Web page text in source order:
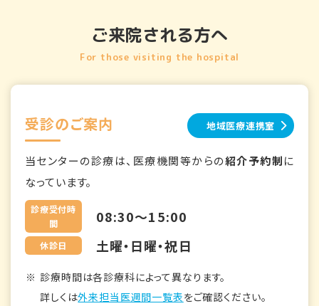
ご来院される方へ
For those visiting the hospital
受診のご案内 地域医療連携室
当センターの診療は、医療機関等からの紹介予約制に
なっています。
診療受付時
間
08:30～15:00
休診日 土曜・日曜・祝日
診療時間は各診療科によって異なります。
詳しくは外来担当医週間一覧表をご確認ください。